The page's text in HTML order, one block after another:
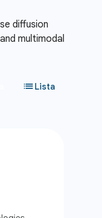
diffusion
multimodal